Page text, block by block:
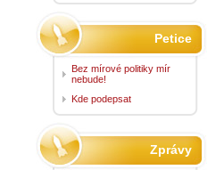
Petice
Bez mírové politiky mír
nebude!
Kde podepsat
Zprávy